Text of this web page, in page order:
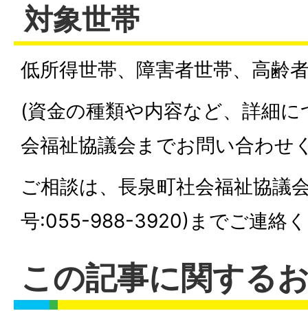
対象世帯
低所得世帯、障害者世帯、高齢
(資金の種類や内容など、詳細
会福祉協議会までお問い合わせ
ご相談は、長泉町社会福祉協議
号:055-988-3920)までご連絡
この記事に関する